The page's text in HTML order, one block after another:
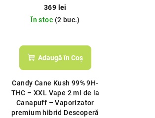
de unică folosință 2 ml
369 lei
În stoc (2 buc.)
Adaugă în Coş
Candy Cane Kush 99% 9H-
THC – XXL Vape 2 ml de la
Canapuff – Vaporizator
premium hibrid Descoperă